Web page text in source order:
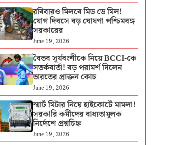
রবিবারও মিলবে মিড ডে মিল!
যোগ দিবসে বড় ঘোষণা পশ্চিমবঙ্গ
সরকারের
June 19, 2026
বৈভব সূর্যবংশীকে নিয়ে BCCI-কে
সতর্কবার্তা! বড় পরামর্শ দিলেন
ভারতের প্রাক্তন কোচ
June 19, 2026
স্মার্ট মিটার নিয়ে হাইকোর্টে মামলা!
সরকারি কর্মীদের বাধ্যতামূলক
নির্দেশে প্রশ্নচিহ্ন
June 19, 2026